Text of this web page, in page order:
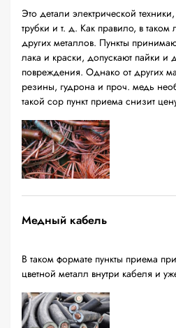
Это детали электрической
трубки и т. д. Как правило, в
других металлов. Пункты
лака и краски, допускают пайки и
повреждения. Однако от других
резины, гудрона и проч. медь
такой сор пункт приема снизит
Медный кабель
В таком формате пункты приема
цветной металл внутри кабеля и